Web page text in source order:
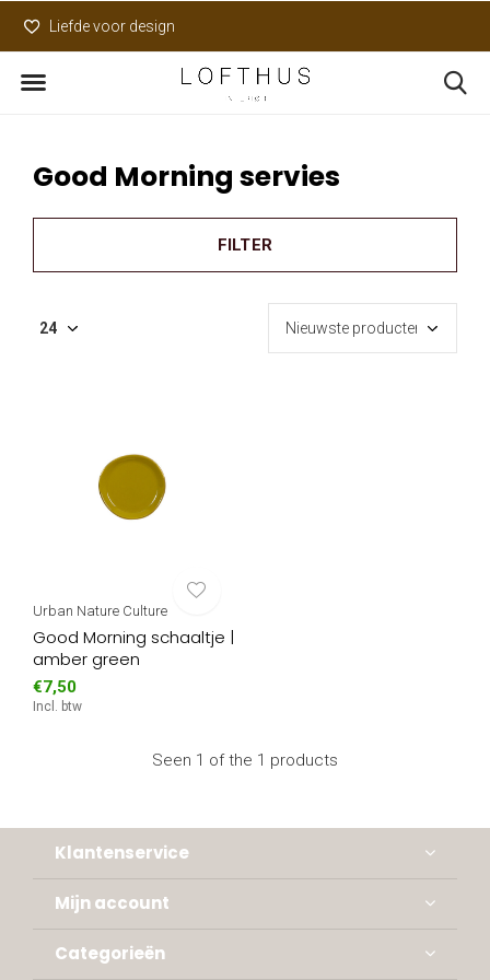
Liefde voor design
Good Morning servies
FILTER
Urban Nature Culture
Good Morning schaaltje |
amber green
€7,50
Incl. btw
Seen 1 of the 1 products
Klantenservice
Mijn account
Categorieën